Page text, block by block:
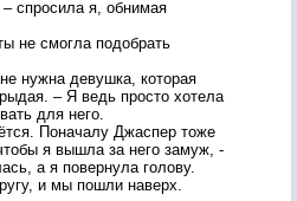
спросила я, обнимая
не смогла подобрать
нужна девушка, которая
– Я ведь просто хотела
для него.
Поначалу Джаспер тоже
я вышла за него замуж, -
а я повернула голову.
и мы пошли наверх.